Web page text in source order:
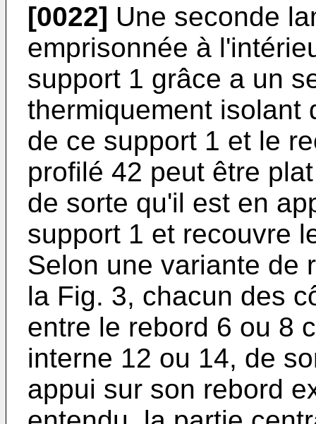
[0022] Une seconde
emprisonnée à
support 1 grâce a un
thermiquement isolant
de ce support 1 et le
profilé 42 peut être
de sorte qu'il est en
support 1 et recouvre
Selon une variante de
la Fig. 3, chacun des
entre le rebord 6 ou 8
interne 12 ou 14, de
appui sur son rebord